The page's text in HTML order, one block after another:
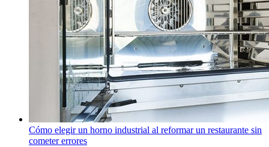
Cómo elegir un horno industrial al reformar un restaurante sin
cometer errores